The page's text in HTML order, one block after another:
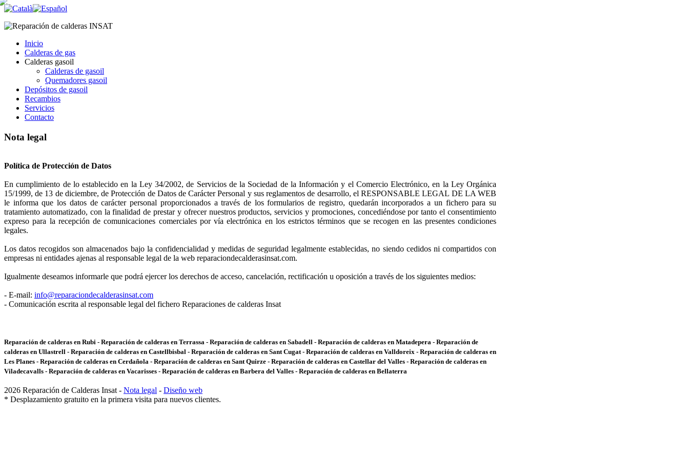
Inicio
Calderas de gas
Calderas gasoil
Calderas de gasoil
Quemadores gasoil
Depósitos de gasoil
Recambios
Servicios
Contacto
Nota legal
Política de Protección de Datos
En cumplimiento de lo establecido en la Ley 34/2002, de Servicios de la Sociedad de la Información y el Comercio Electrónico, en la Ley Orgánica
15/1999, de 13 de diciembre, de Protección de Datos de Carácter Personal y sus reglamentos de desarrollo, el RESPONSABLE LEGAL DE LA WEB
le informa que los datos de carácter personal proporcionados a través de los formularios de registro, quedarán incorporados a un fichero para su
tratamiento automatizado, con la finalidad de prestar y ofrecer nuestros productos, servicios y promociones, concediéndose por tanto el consentimiento
expreso para la recepción de comunicaciones comerciales por vía electrónica en los estrictos términos que se recogen en las presentes condiciones
legales.
Los datos recogidos son almacenados bajo la confidencialidad y medidas de seguridad legalmente establecidas, no siendo cedidos ni compartidos con
empresas ni entidades ajenas al responsable legal de la web reparaciondecalderasinsat.com.
Igualmente deseamos informarle que podrá ejercer los derechos de acceso, cancelación, rectificación u oposición a través de los siguientes medios:
- E-mail: info@reparaciondecalderasinsat.com
- Comunicación escrita al responsable legal del fichero Reparaciones de calderas Insat
Reparación de calderas en Rubi - Reparación de calderas en Terrassa - Reparación de calderas en Sabadell - Reparación de calderas en Matadepera - Reparación de
calderas en Ullastrell - Reparación de calderas en Castellbisbal - Reparación de calderas en Sant Cugat - Reparación de calderas en Valldoreix - Reparación de calderas en
Les Planes - Reparación de calderas en Cerdañola - Reparación de calderas en Sant Quirze - Reparación de calderas en Castellar del Valles - Reparación de calderas en
Viladecavalls - Reparación de calderas en Vacarisses - Reparación de calderas en Barbera del Valles - Reparación de calderas en Bellaterra
2026 Reparación de Calderas Insat - Nota legal - Diseño web
* Desplazamiento gratuito en la primera visita para nuevos clientes.